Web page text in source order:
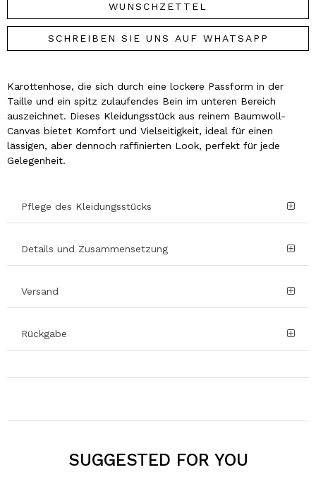
WUNSCHZETTEL
SCHREIBEN SIE UNS AUF WHATSAPP
Karottenhose, die sich durch eine lockere Passform in der
Taille und ein spitz zulaufendes Bein im unteren Bereich
auszeichnet. Dieses Kleidungsstück aus reinem Baumwoll-
Canvas bietet Komfort und Vielseitigkeit, ideal für einen
lässigen, aber dennoch raffinierten Look, perfekt für jede
Gelegenheit.
Pflege des Kleidungsstücks
Details und Zusammensetzung
Versand
Rückgabe
SUGGESTED FOR YOU